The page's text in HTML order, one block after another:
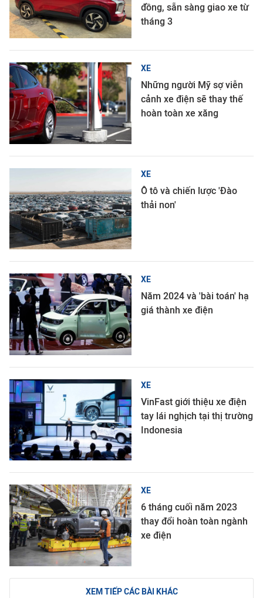
đồng, sẵn sàng giao xe từ
tháng 3
XE
Những người Mỹ sợ viễn
cảnh xe điện sẽ thay thế
hoàn toàn xe xăng
XE
Ô tô và chiến lược 'Đào
thải non'
XE
Năm 2024 và 'bài toán' hạ
giá thành xe điện
XE
VinFast giới thiệu xe điện
tay lái nghịch tại thị trường
Indonesia
XE
6 tháng cuối năm 2023
thay đổi hoàn toàn ngành
xe điện
XEM TIẾP CÁC BÀI KHÁC